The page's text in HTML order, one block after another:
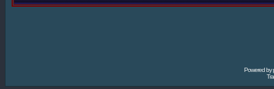
Powered by